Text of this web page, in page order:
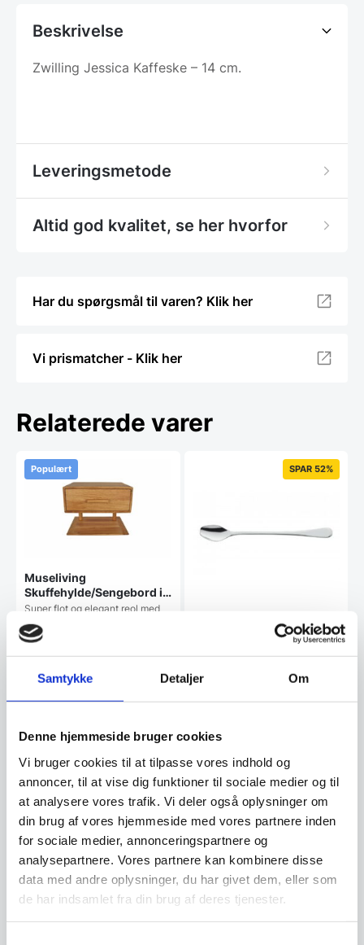
Samtykke Detaljer Om
Denne hjemmeside bruger cookies
Vi bruger cookies til at tilpasse vores indhold og
annoncer, til at vise dig funktioner til sociale medier og til
at analysere vores trafik. Vi deler også oplysninger om
din brug af vores hjemmeside med vores partnere inden
for sociale medier, annonceringspartnere og
analysepartnere. Vores partnere kan kombinere disse
data med andre oplysninger, du har givet dem, eller som
de har indsamlet fra din brug af deres tjenester.
Beskrivelse
Zwilling Jessica Kaffeske – 14 cm.
Leveringsmetode
Altid god kvalitet, se her hvorfor
Har du spørgsmål til varen? Klik her
Vi prismatcher - Klik her
Relaterede varer
Populært
Museliving
Skuffehylde/Sengebord i
massiv eg OLIERET
Super flot og elegant reol med
skuffe og hylde i massivt olieret
egetræ.…
SPAR 52%
Zwilling Jessica blank
Zwilling Jessica blank kaffe /
oprindelige
29,00DKK
aktuelle
pris
er:
29,00 DKK.